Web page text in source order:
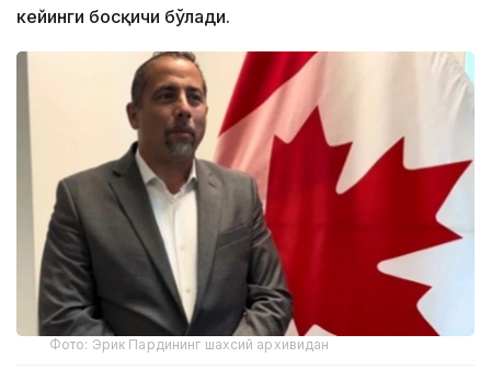
кейинги босқичи бўлади.
Фото: Эрик Пардининг шахсий архивидан